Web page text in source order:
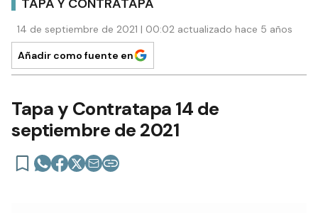
TAPA Y CONTRATAPA
14 de septiembre de 2021 | 00:02 actualizado hace 5 años
Añadir como fuente en
Tapa y Contratapa 14 de
septiembre de 2021